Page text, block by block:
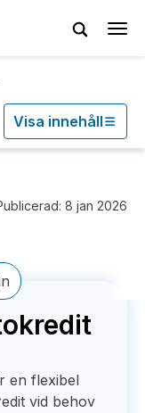
Visa innehåll
8 jan 2026
en flexibel
vid behov